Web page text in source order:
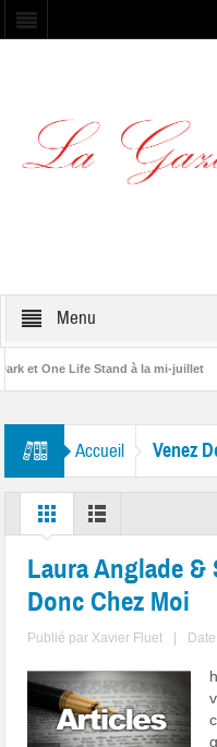
Menu
et One Life Stand à la mi-juillet
Accueil Venez
Laura Anglade &
Donc Chez Moi
Publié par Xavier Fluet